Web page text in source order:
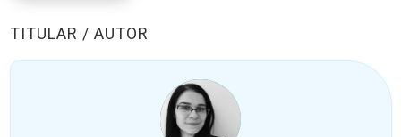
TITULAR / AUTOR